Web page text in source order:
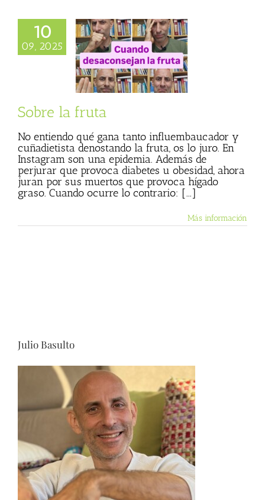
10
09, 2025
la fruta
Sobre la fruta
No entiendo qué gana tanto influembaucador y
cuñadietista denostando la fruta, os lo juro. En
Instagram son una epidemia. Además de
perjurar que provoca diabetes u obesidad, ahora
juran por sus muertos que provoca hígado
graso. Cuando ocurre lo contrario: [...]
Más información
Julio Basulto